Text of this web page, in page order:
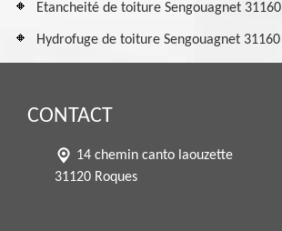
Etancheité de toiture Sengouagnet 31160
Hydrofuge de toiture Sengouagnet 31160
CONTACT
14 chemin canto laouzette
31120 Roques